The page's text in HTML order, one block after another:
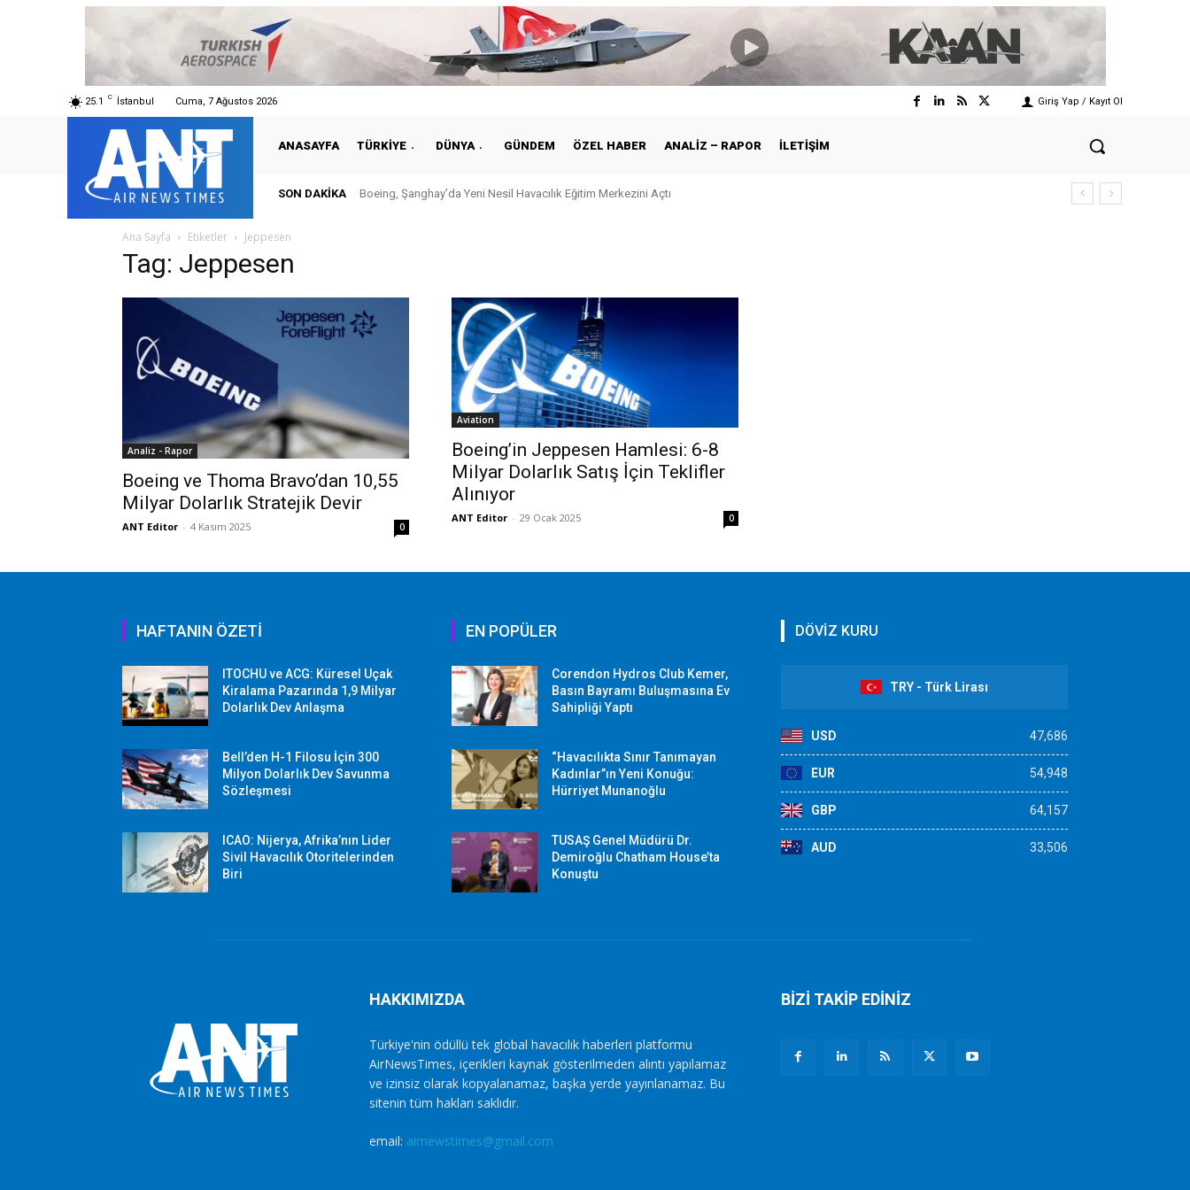
25.1 C İstanbul Cuma, 7 Ağustos 2026 Giriş Yap / Kayıt Ol
ANASAYFA TÜRKIYE DÜNYA GÜNDEM ÖZEL HABER ANALIZ – RAPOR İLETIŞIM
SON DAKIKA Boeing, Şanghay’da Yeni Nesil Havacılık Eğitim Merkezini Açtı
Ana Sayfa Etiketler Jeppesen
Tag: Jeppesen
Analiz - Rapor
Boeing ve Thoma Bravo’dan 10,55
Milyar Dolarlık Stratejik Devir
ANT Editor - 4 Kasım 2025 0
Aviation
Boeing’in Jeppesen Hamlesi: 6-8
Milyar Dolarlık Satış İçin Teklifler
Alınıyor
ANT Editor - 29 Ocak 2025 0
HAFTANIN ÖZETİ
ITOCHU ve ACG: Küresel Uçak
Kiralama Pazarında 1,9 Milyar
Dolarlık Dev Anlaşma
Bell’den H-1 Filosu İçin 300
Milyon Dolarlık Dev Savunma
Sözleşmesi
ICAO: Nijerya, Afrika’nın Lider
Sivil Havacılık Otoritelerinden
Biri
EN POPÜLER
Corendon Hydros Club Kemer,
Basın Bayramı Buluşmasına Ev
Sahipliği Yaptı
“Havacılıkta Sınır Tanımayan
Kadınlar”ın Yeni Konuğu:
Hürriyet Munanoğlu
TUSAŞ Genel Müdürü Dr.
Demiroğlu Chatham House’ta
Konuştu
DÖVİZ KURU
TRY - Türk Lirası
USD 47,686
EUR 54,948
GBP 64,157
AUD 33,506
HAKKIMIZDA
Türkiye'nin ödüllü tek global havacılık haberleri platformu
AirNewsTimes, içerikleri kaynak gösterilmeden alıntı yapılamaz
ve izinsiz olarak kopyalanamaz, başka yerde yayınlanamaz. Bu
sitenin tüm hakları saklıdır.
email: airnewstimes@gmail.com
BİZİ TAKİP EDİNİZ